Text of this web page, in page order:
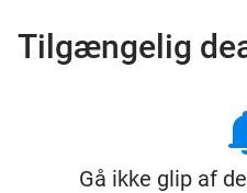
Tilgængelig
Gå ikke glip af